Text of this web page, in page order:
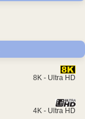
8K - Ultra HD
4K - Ultra HD